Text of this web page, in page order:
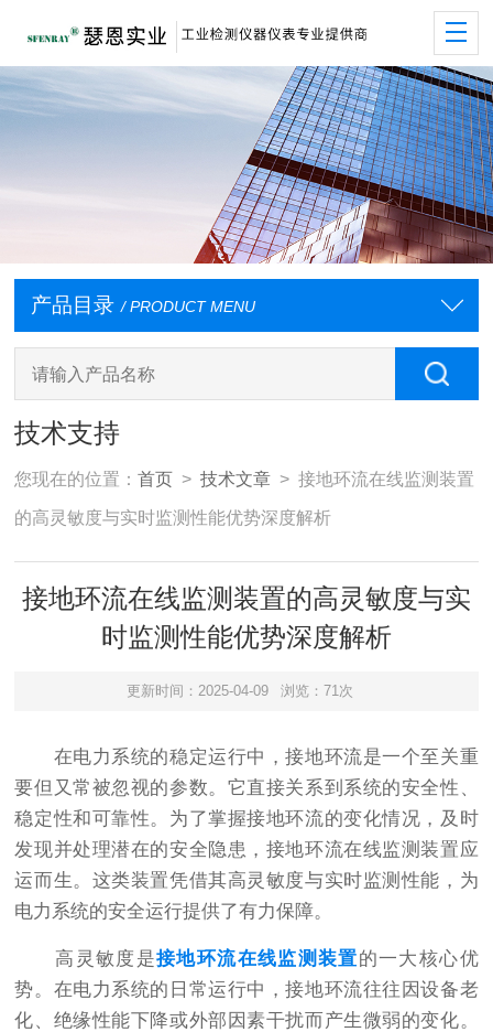
产品目录 / PRODUCT MENU
技术支持
您现在的位置：首页 >技术文章 > 接地环流在线监测装置
的高灵敏度与实时监测性能优势深度解析
接地环流在线监测装置的高灵敏度与实
时监测性能优势深度解析
更新时间：2025-04-09 浏览：71次
在电力系统的稳定运行中，接地环流是一个至关重
要但又常被忽视的参数。它直接关系到系统的安全性、
稳定性和可靠性。为了掌握接地环流的变化情况，及时
发现并处理潜在的安全隐患，接地环流在线监测装置应
运而生。这类装置凭借其高灵敏度与实时监测性能，为
电力系统的安全运行提供了有力保障。
高灵敏度是接地环流在线监测装置的一大核心优
势。在电力系统的日常运行中，接地环流往往因设备老
化、绝缘性能下降或外部因素干扰而产生微弱的变化。